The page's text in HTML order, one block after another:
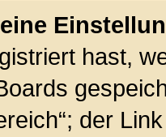
hast,
der